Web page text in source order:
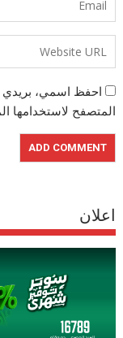
احفظ اسمي، بريدي
المتصفح لاستخدامها
اعلان